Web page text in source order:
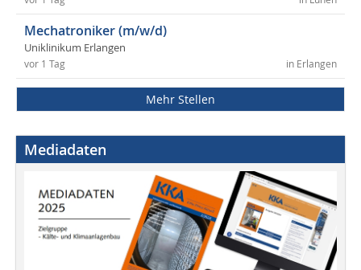
Mechatroniker (m/w/d)
Uniklinikum Erlangen
in Erlangen
vor 1 Tag
Mehr Stellen
Mediadaten